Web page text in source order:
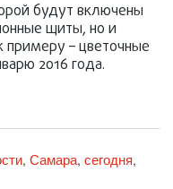
будут включены
щиты, но и
– цветочные
2016 года.
, Самара, сегодня,